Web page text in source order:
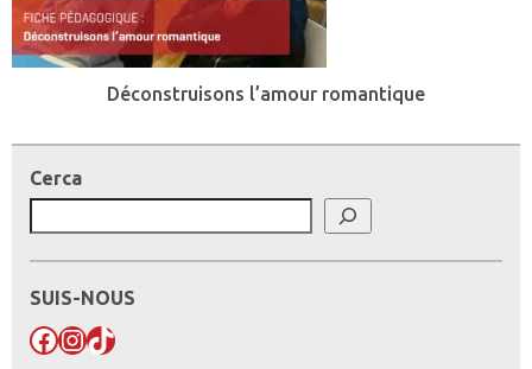
Déconstruisons l’amour romantique
Cerca
SUIS-NOUS
Facebook
Instagram
TikTok